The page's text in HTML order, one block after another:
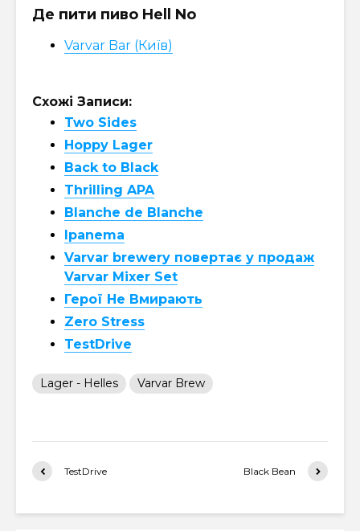
Де пити пиво Hell No
Varvar Bar (Київ)
Схожі Записи:
Two Sides
Hoppy Lager
Back to Black
Thrilling APA
Blanche de Blanche
Ipanema
Varvar brewery повертає у продаж
Varvar Mixer Set
Герої Не Вмирають
Zero Stress
TestDrive
Lager - Helles Varvar Brew
TestDrive Black Bean